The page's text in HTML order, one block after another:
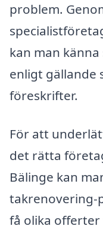
problem.
kan man
enligt gällande
föreskrifter.
För att
det rätta
Bälinge kan
takrenovering-
få olika